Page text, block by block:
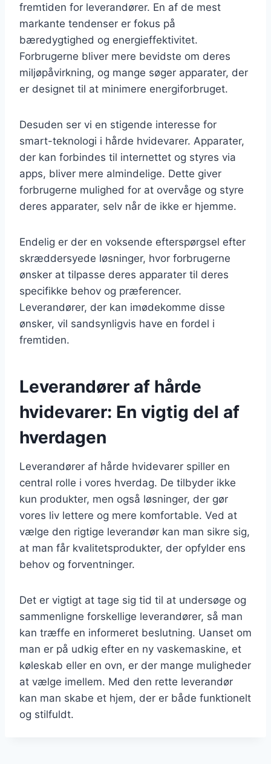
fremtiden for leverandører. En af de mest
markante tendenser er fokus på
bæredygtighed og energieffektivitet.
Forbrugerne bliver mere bevidste om deres
miljøpåvirkning, og mange søger apparater, der
er designet til at minimere energiforbruget.
Desuden ser vi en stigende interesse for
smart-teknologi i hårde hvidevarer. Apparater,
der kan forbindes til internettet og styres via
apps, bliver mere almindelige. Dette giver
forbrugerne mulighed for at overvåge og styre
deres apparater, selv når de ikke er hjemme.
Endelig er der en voksende efterspørgsel efter
skræddersyede løsninger, hvor forbrugerne
ønsker at tilpasse deres apparater til deres
specifikke behov og præferencer.
Leverandører, der kan imødekomme disse
ønsker, vil sandsynligvis have en fordel i
fremtiden.
Leverandører af hårde
hvidevarer: En vigtig del af
hverdagen
Leverandører af hårde hvidevarer spiller en
central rolle i vores hverdag. De tilbyder ikke
kun produkter, men også løsninger, der gør
vores liv lettere og mere komfortable. Ved at
vælge den rigtige leverandør kan man sikre sig,
at man får kvalitetsprodukter, der opfylder ens
behov og forventninger.
Det er vigtigt at tage sig tid til at undersøge og
sammenligne forskellige leverandører, så man
kan træffe en informeret beslutning. Uanset om
man er på udkig efter en ny vaskemaskine, et
køleskab eller en ovn, er der mange muligheder
at vælge imellem. Med den rette leverandør
kan man skabe et hjem, der er både funktionelt
og stilfuldt.